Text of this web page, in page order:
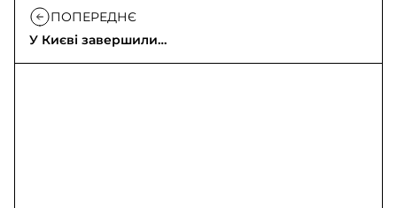
ПОПЕРЕДНЄ
У Києві завершили
пошуково-рятувальну